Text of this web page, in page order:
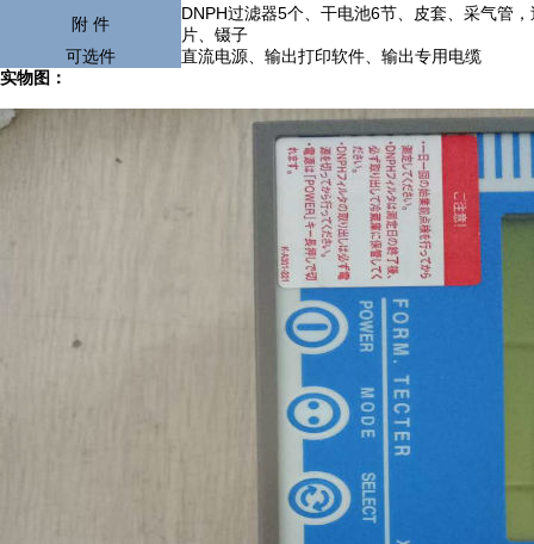
附 件
DNPH过滤器5个、干电池6节、皮套、采气管
片、镊子
可选件
直流电源、输出打印软件、输出专用电缆
实物图：